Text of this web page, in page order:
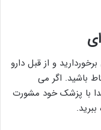
و از قبل دارو
باشید. اگر می
با پزشک خود مشورت